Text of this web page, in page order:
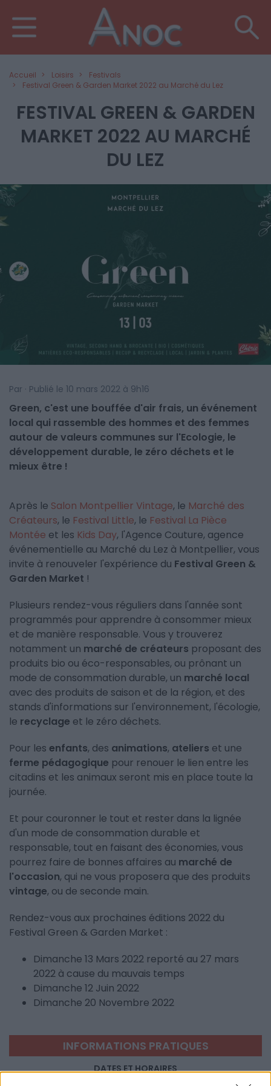
Accueil Loisirs
Festivals
Festival Green & Garden Market 2022 au Marché du Lez
FESTIVAL GREEN & GARDEN
MARKET 2022 AU MARCHÉ
DU LEZ
Par · Publié le 10 mars 2022 à 9h16
Green, c'est une bouffée d'air frais, un événement
local qui rassemble des hommes et des femmes
autour de valeurs communes sur l'Ecologie, le
développement durable, le zéro déchets et le
mieux être !
Après le Salon Montpellier Vintage, le Marché des
Créateurs, le Festival Little, le Festival La Pièce
Montée et les Kids Day, l'Agence Couture, agence
événementielle au Marché du Lez à Montpellier, vous
invite à renouveler l'expérience du Festival Green &
Garden Market !
Plusieurs rendez-vous réguliers dans l'année sont
programmés pour apprendre à consommer mieux
et de manière responsable. Vous y trouverez
notamment un marché de créateurs proposant des
produits bio ou éco-responsables, ou prônant un
mode de consommation durable, un marché local
avec des produits de saison et de la région, et des
stands d'informations sur l'environnement, l'écologie,
le recyclage et le zéro déchets.
Pour les enfants, des animations, ateliers et une
ferme pédagogique pour renouer le lien entre les
citadins et les animaux seront mis en place toute la
journée.
Et pour couronner le tout et rester dans la lignée
d'un mode de consommation durable et
responsable, tout en faisant des économies, vous
pourrez faire de bonnes affaires au marché de
l'occasion, qui ne vous proposera que des produits
vintage, ou de seconde main.
Rendez-vous aux prochaines éditions 2022 du
Festival Green & Garden Market :
Dimanche 13 Mars 2022 reporté au 27 mars
2022 à cause du mauvais temps
Dimanche 12 Juin 2022
Dimanche 20 Novembre 2022
INFORMATIONS PRATIQUES
DATES ET HORAIRES